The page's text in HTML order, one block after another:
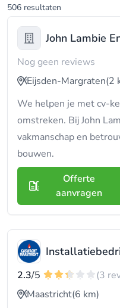
506 resultaten
John Lambie
Nog geen reviews
Eijsden-Margraten(2
We helpen je met cv-
omstreken. Bij John
vakmanschap en
bouwen.
Offerte
aanvragen
2.3/5
(3
Maastricht(6 km)